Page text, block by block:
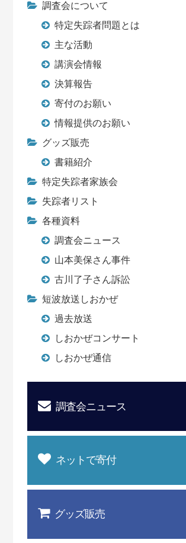
調査会について
特定失踪者問題とは
主な活動
講演会情報
決算報告
寄付のお願い
情報提供のお願い
グッズ販売
書籍紹介
特定失踪者家族会
失踪者リスト
各種資料
調査会ニュース
山本美保さん事件
古川了子さん訴訟
短波放送しおかぜ
過去放送
しおかぜコンサート
しおかぜ通信
調査会ニュース
ネットで寄付
グッズ販売